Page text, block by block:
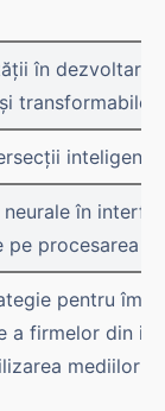
în
transformabile
inteligente
în
procesarea
pentru
a firmelor din
mediilor